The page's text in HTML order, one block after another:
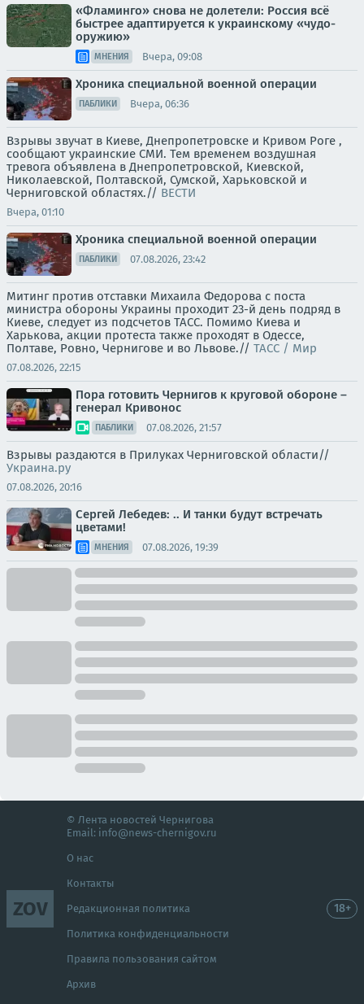
«Фламинго» снова не долетели: Россия всё
быстрее адаптируется к украинскому «чудо-
оружию»
МНЕНИЯ Вчера, 09:08
Хроника специальной военной операции
ПАБЛИКИ Вчера, 06:36
Взрывы звучат в Киеве, Днепропетровске и Кривом Роге ,
сообщают украинские СМИ. Тем временем воздушная
тревога объявлена в Днепропетровской, Киевской,
Николаевской, Полтавской, Сумской, Харьковской и
Черниговской областях.// ВЕСТИ
Вчера, 01:10
Хроника специальной военной операции
ПАБЛИКИ 07.08.2026, 23:42
Митинг против отставки Михаила Федорова с поста
министра обороны Украины проходит 23-й день подряд в
Киеве, следует из подсчетов ТАСС. Помимо Киева и
Харькова, акции протеста также проходят в Одессе,
Полтаве, Ровно, Чернигове и во Львове.// ТАСС / Мир
07.08.2026, 22:15
Пора готовить Чернигов к круговой обороне –
генерал Кривонос
ПАБЛИКИ 07.08.2026, 21:57
Взрывы раздаются в Прилуках Черниговской области//
Украина.ру
07.08.2026, 20:16
Сергей Лебедев: .. И танки будут встречать
цветами!
МНЕНИЯ 07.08.2026, 19:39
ZOV
© Лента новостей Чернигова
Email: info@news-chernigov.ru
О нас
Контакты
Редакционная политика
Политика конфиденциальности
Правила пользования сайтом
Архив
18+